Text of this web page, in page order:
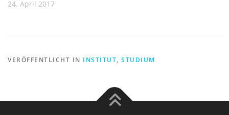
24. April 2017
VERÖFFENTLICHT IN INSTITUT, STUDIUM